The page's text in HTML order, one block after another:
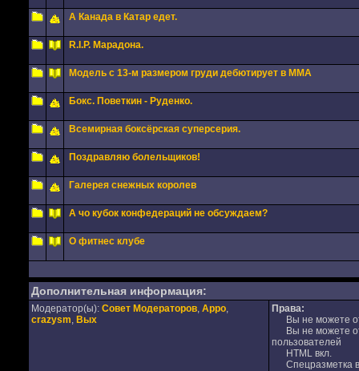
А Канада в Катар едет.
R.I.P. Марадона.
Модель с 13-м размером груди дебютирует в MMA
Бокс. Поветкин - Руденко.
Всемирная боксёрская суперсерия.
Поздравляю болельщиков!
Галерея снежных королев
А чо кубок конфедераций не обсуждаем?
О фитнес клубе
Дополнительная информация:
Модератор(ы): Совет Модераторов, Appo,
crazysm, Вых
Права:
Вы не можете
Вы не можете
пользователей
HTML вкл.
Спецразметка